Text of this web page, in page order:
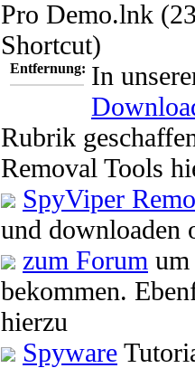
Pro Demo.lnk
Shortcut)
Entfernung: In
Rubrik
Removal Tools
SpyViper
und downloaden
zum Forum
bekommen.
hierzu
Spyware